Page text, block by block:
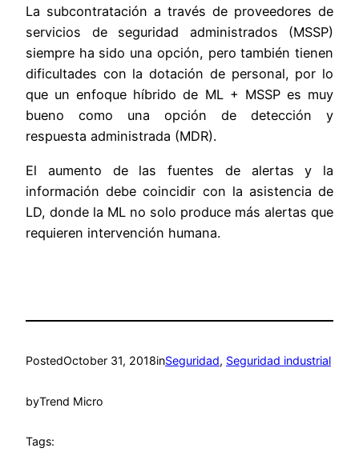
La subcontratación a través de proveedores de
servicios de seguridad administrados (MSSP)
siempre ha sido una opción, pero también tienen
dificultades con la dotación de personal, por lo
que un enfoque híbrido de ML + MSSP es muy
bueno como una opción de detección y
respuesta administrada (MDR).
El aumento de las fuentes de alertas y la
información debe coincidir con la asistencia de
LD, donde la ML no solo produce más alertas que
requieren intervención humana.
PostedOctober 31, 2018inSeguridad, Seguridad industrial
byTrend Micro
Tags: